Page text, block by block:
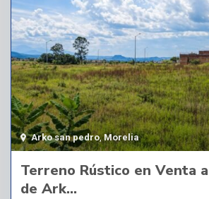
Arko san pedro,Morelia
Terreno Rústico en Venta
de Ark...